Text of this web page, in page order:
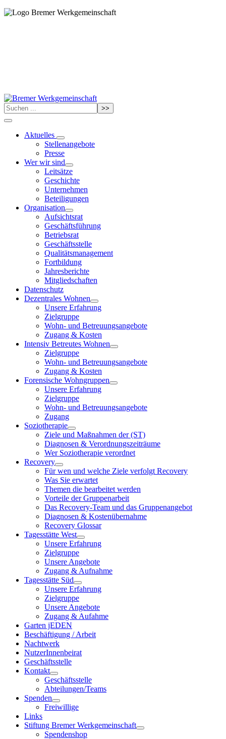
>>
Aktuelles
Stellenangebote
Presse
Wer wir sind
Leitsätze
Geschichte
Unternehmen
Beteiligungen
Organisation
Aufsichtsrat
Geschäftsführung
Betriebsrat
Geschäftsstelle
Qualitätsmanagement
Fortbildung
Jahresberichte
Mitgliedschaften
Datenschutz
Dezentrales Wohnen
Unsere Erfahrung
Zielgruppe
Wohn- und Betreuungsangebote
Zugang & Kosten
Intensiv Betreutes Wohnen
Zielgruppe
Wohn- und Betreuungsangebote
Zugang & Kosten
Forensische Wohngruppen
Unsere Erfahrung
Zielgruppe
Wohn- und Betreuungsangebote
Zugang
Soziotherapie
Ziele und Maßnahmen der (ST)
Diagnosen & Verordnungszeiträume
Wer Soziotherapie verordnet
Recovery
Für wen und welche Ziele verfolgt Recovery
Was Sie erwartet
Themen die bearbeitet werden
Vorteile der Gruppenarbeit
Das Recovery-Team und das Gruppenangebot
Diagnosen & Kostenübernahme
Recovery Glossar
Tagesstätte West
Unsere Erfahrung
Zielgruppe
Unsere Angebote
Zugang & Aufnahme
Tagesstätte Süd
Unsere Erfahrung
Zielgruppe
Unsere Angebote
Zugang & Aufahme
Garten jEDEN
Beschäftigung / Arbeit
Nachtwerk
NutzerInnenbeirat
Geschäftsstelle
Kontakt
Geschäftsstelle
Abteilungen/Teams
Spenden
Freiwillige
Links
Stiftung Bremer Werkgemeinschaft
Spendenshop